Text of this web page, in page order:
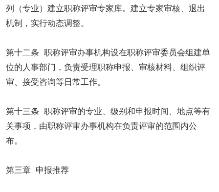
列（专业）建立职称评审专家库。建立专家审核、退出
机制，实行动态调整。
第十二条 职称评审办事机构设在职称评审委员会组建单
位的人事部门，负责受理职称申报、审核材料、组织评
审、接受咨询等日常工作。
第十三条 职称评审的专业、级别和申报时间、地点等有
关事项，由职称评审办事机构在负责评审的范围内公
布。
第三章 申报推荐